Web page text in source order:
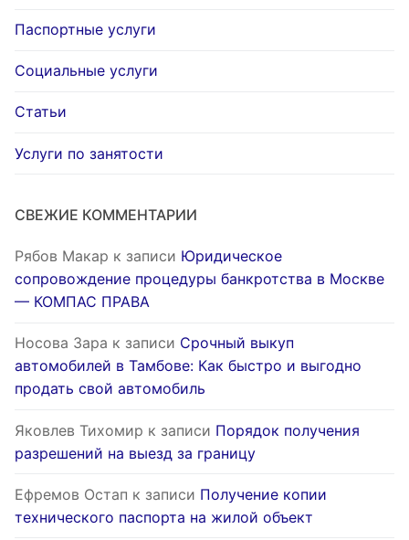
Паспортные услуги
Социальные услуги
Статьи
Услуги по занятости
СВЕЖИЕ КОММЕНТАРИИ
Рябов Макар к записи Юридическое
сопровождение процедуры банкротства в Москве
— КОМПАС ПРАВА
Носова Зара к записи Срочный выкуп
автомобилей в Тамбове: Как быстро и выгодно
продать свой автомобиль
Яковлев Тихомир к записи Порядок получения
разрешений на выезд за границу
Ефремов Остап к записи Получение копии
технического паспорта на жилой объект